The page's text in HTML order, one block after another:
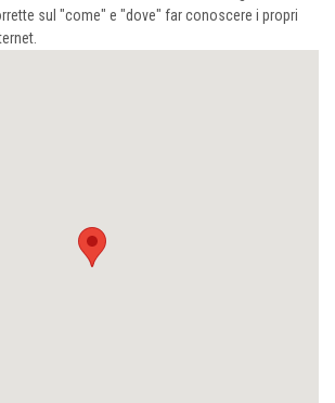
sul "come" e "dove" far conoscere i propri